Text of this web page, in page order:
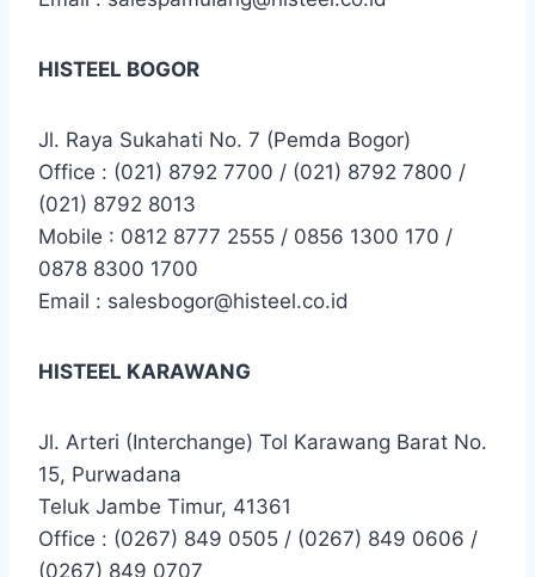
HISTEEL BOGOR
Jl. Raya Sukahati No. 7 (Pemda Bogor)
Office : (021) 8792 7700 / (021) 8792 7800 /
(021) 8792 8013
Mobile : 0812 8777 2555 / 0856 1300 170 /
0878 8300 1700
Email : salesbogor@histeel.co.id
HISTEEL KARAWANG
Jl. Arteri (Interchange) Tol Karawang Barat No.
15, Purwadana
Teluk Jambe Timur, 41361
Office : (0267) 849 0505 / (0267) 849 0606 /
(0267) 849 0707